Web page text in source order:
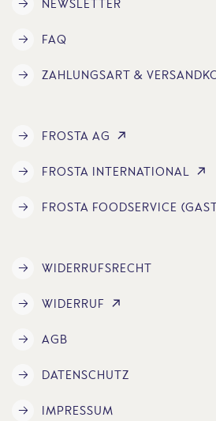
NEWSLETTER
FAQ
ZAHLUNGSART &
FROSTA AG
FROSTA INTERNATIONAL
FROSTA FOODSERVICE
WIDERRUFSRECHT
WIDERRUF
AGB
DATENSCHUTZ
IMPRESSUM